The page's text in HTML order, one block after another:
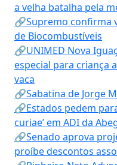
a velha batalha pela
🔗Supremo confirma
de Biocombustíveis
🔗UNIMED Nova
especial para criança
vaca
🔗Sabatina de Jorge
🔗Estados pedem
curiae’ em ADI da
🔗Senado aprova
proíbe descontos